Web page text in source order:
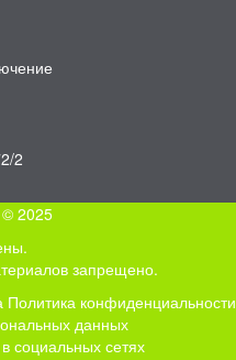
2
2025
запрещено.
Политика конфиденциальности
данных
сетях